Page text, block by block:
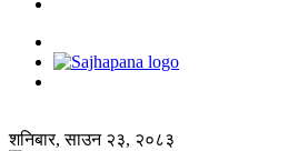
शनिबार, साउन २३, २०८३